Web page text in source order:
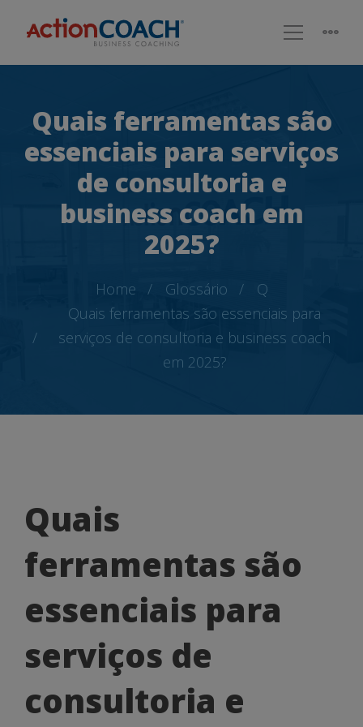
Quais ferramentas são
essenciais para serviços
de consultoria e
business coach em
2025?
Home Glossário
Q
Quais ferramentas são essenciais para
serviços de consultoria e business coach
em 2025?
Quais
ferramentas
são
essenciais
para
serviços
de
Quais
ferramentas são
essenciais para
serviços de
consultoria e